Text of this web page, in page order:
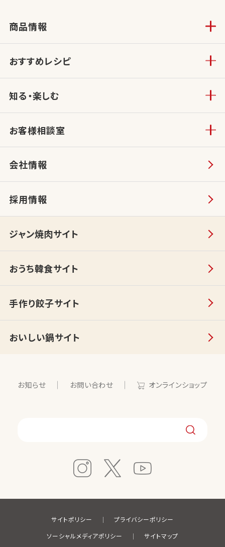
商品情報
おすすめレシピ
知る・楽しむ
お客様相談室
会社情報
採用情報
ジャン焼肉サイト
おうち韓食サイト
手作り餃子サイト
おいしい鍋サイト
お知らせ お問い合わせ オンラインショップ
サイトポリシー
プライバシーポリシー
ソーシャルメディアポリシー
サイトマップ